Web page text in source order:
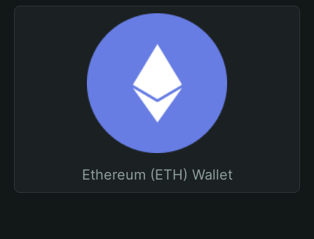
Ethereum (ETH) Wallet